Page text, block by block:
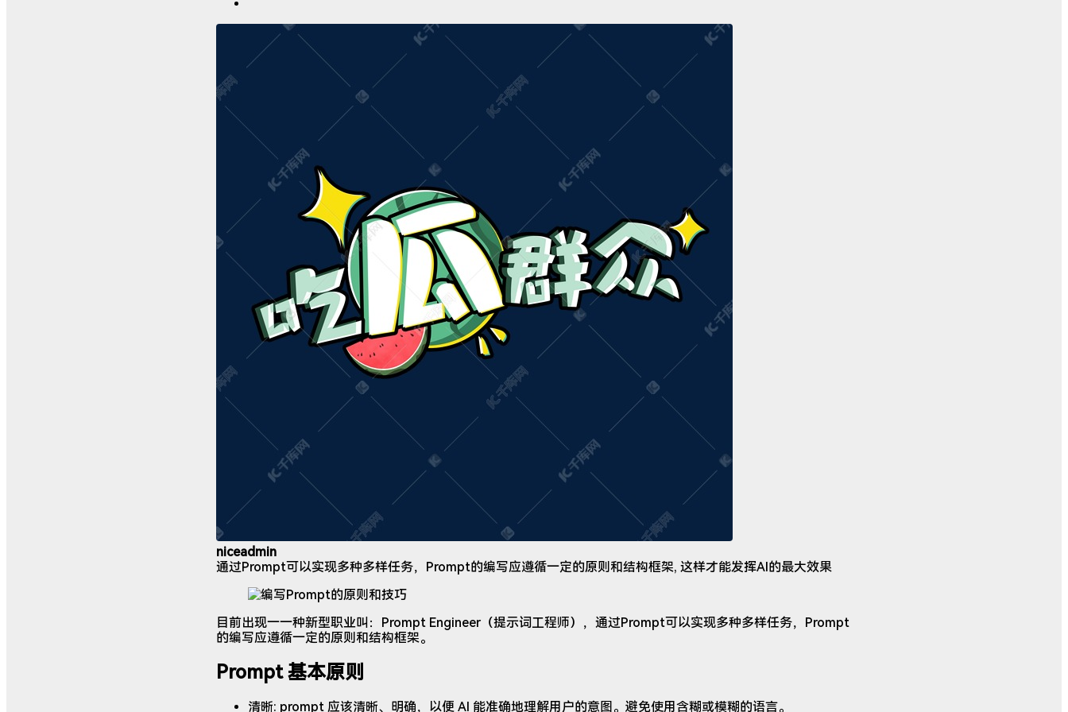
niceadmin
通过Prompt可以实现多种多样任务，Prompt的编写应遵循一定的原则和结构框架, 这样才能发挥AI的最大效果
目前出现一一种新型职业叫：Prompt Engineer（提示词工程师），通过Prompt可以实现多种多样任务，Prompt
的编写应遵循一定的原则和结构框架。
Prompt 基本原则
清晰: prompt 应该清晰、明确，以便 AI 能准确地理解用户的意图。避免使用含糊或模糊的语言。